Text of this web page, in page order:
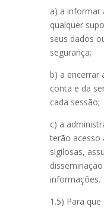
a) a informar
qualquer
seus dados
segurança;
b) a encerrar
conta e da
cada sessão;
c) a
terão acesso
sigilosas,
informações.
1.5) Para